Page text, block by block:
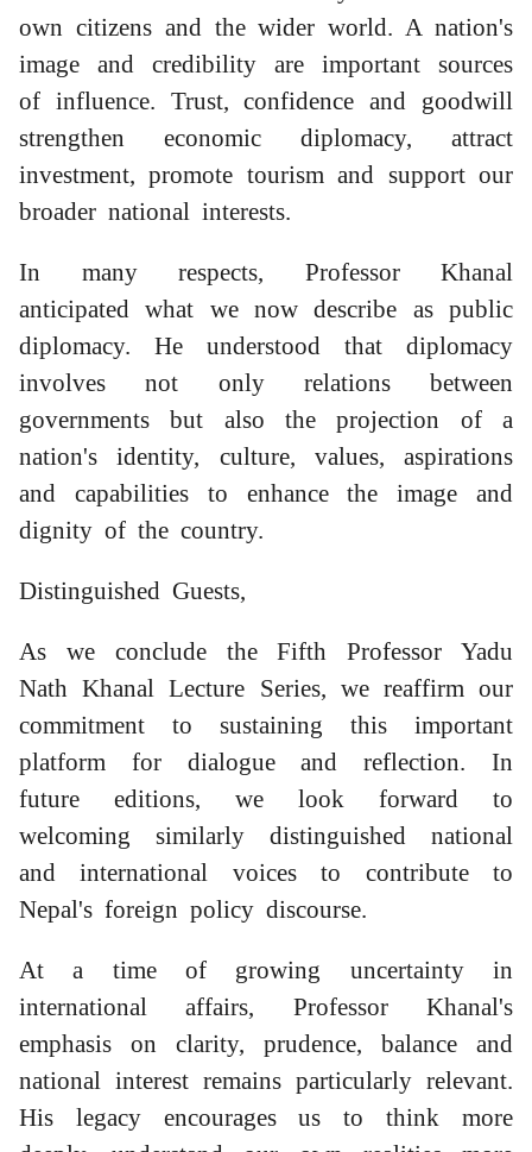
own citizens and the wider world. A nation's
image and credibility are important sources
of influence. Trust, confidence and goodwill
strengthen economic diplomacy, attract
investment, promote tourism and support our
broader national interests.
In many respects, Professor Khanal
anticipated what we now describe as public
diplomacy. He understood that diplomacy
involves not only relations between
governments but also the projection of a
nation's identity, culture, values, aspirations
and capabilities to enhance the image and
dignity of the country.
Distinguished Guests,
As we conclude the Fifth Professor Yadu
Nath Khanal Lecture Series, we reaffirm our
commitment to sustaining this important
platform for dialogue and reflection. In
future editions, we look forward to
welcoming similarly distinguished national
and international voices to contribute to
Nepal's foreign policy discourse.
At a time of growing uncertainty in
international affairs, Professor Khanal's
emphasis on clarity, prudence, balance and
national interest remains particularly relevant.
His legacy encourages us to think more